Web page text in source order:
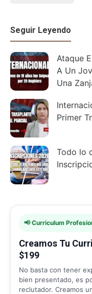
Seguir Leyendo
Ataque
A Un
Una
Primer
Todo lo
📢 Curriculum
Creamos Tu
$199
No basta con tener
bien presentado, es
reclutador. Creamos